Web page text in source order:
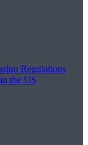
Regulations
the US